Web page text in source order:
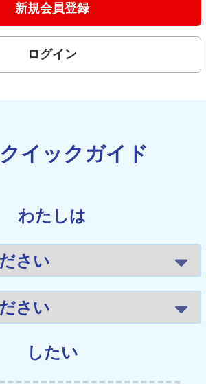
新規会員登録
ログイン
クイックガイド
わたしは
したい